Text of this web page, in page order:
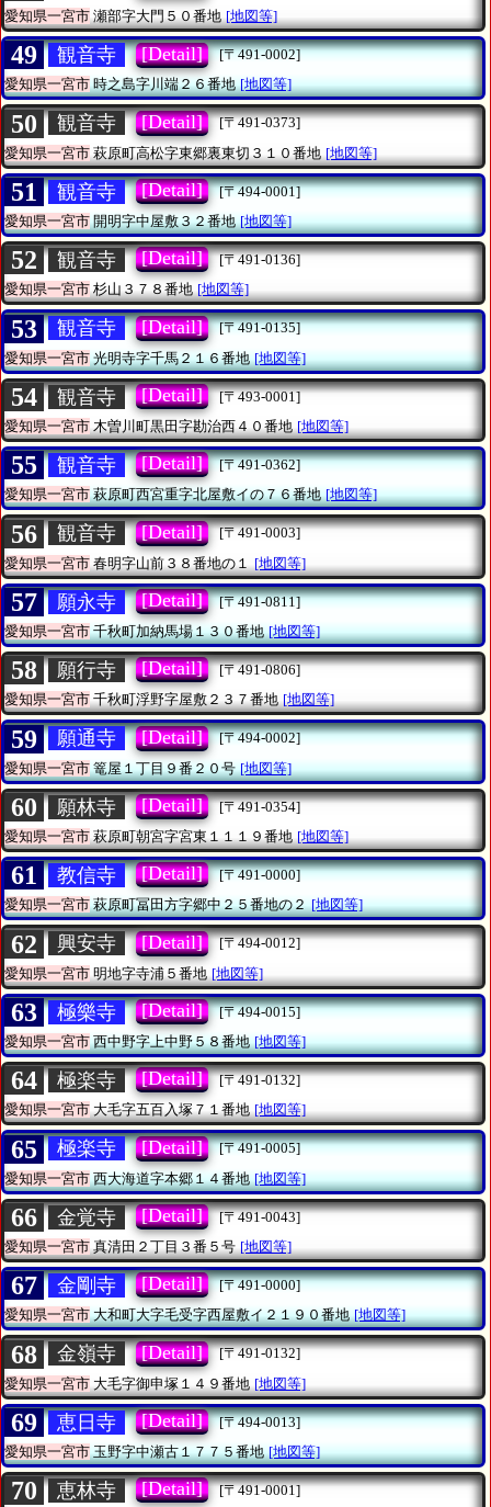
愛知県一宮市瀬部字大門５０番地 [地図等]
49 観音寺 [Detail]
[〒491-0002]
愛知県一宮市時之島字川端２６番地 [地図等]
50 観音寺 [Detail]
[〒491-0373]
愛知県一宮市 萩原町高松字東郷裏東切３１０番地 [地図等]
51 観音寺 [Detail]
[〒494-0001]
愛知県一宮市開明字中屋敷３２番地 [地図等]
52 観音寺 [Detail]
[〒491-0136]
愛知県一宮市杉山３７８番地 [地図等]
53 観音寺 [Detail]
[〒491-0135]
愛知県一宮市光明寺字千馬２１６番地 [地図等]
54 観音寺 [Detail]
[〒493-0001]
愛知県一宮市木曽川町黒田字勘治西４０番地 [地図等]
55 観音寺 [Detail]
[〒491-0362]
愛知県一宮市萩原町西宮重字北屋敷イの７６番地 [地図等]
56 観音寺 [Detail]
[〒491-0003]
愛知県一宮市 春明字山前３８番地の１ [地図等]
57 願永寺 [Detail]
[〒491-0811]
愛知県一宮市千秋町加納馬場１３０番地 [地図等]
58 願行寺 [Detail]
[〒491-0806]
愛知県一宮市千秋町浮野字屋敷２３７番地 [地図等]
59 願通寺 [Detail]
[〒494-0002]
愛知県一宮市篭屋１丁目９番２０号 [地図等]
60 願林寺 [Detail]
[〒491-0354]
愛知県一宮市萩原町朝宮字宮東１１１９番地 [地図等]
61 教信寺 [Detail]
[〒491-0000]
愛知県一宮市萩原町冨田方字郷中２５番地の２ [地図等]
62 興安寺 [Detail]
[〒494-0012]
愛知県一宮市 明地字寺浦５番地 [地図等]
63 極樂寺 [Detail]
[〒494-0015]
愛知県一宮市西中野字上中野５８番地 [地図等]
64 極楽寺 [Detail]
[〒491-0132]
愛知県一宮市大毛字五百入塚７１番地 [地図等]
65 極楽寺 [Detail]
[〒491-0005]
愛知県一宮市西大海道字本郷１４番地 [地図等]
66 金覚寺 [Detail]
[〒491-0043]
愛知県一宮市真清田２丁目３番５号 [地図等]
67 金剛寺 [Detail]
[〒491-0000]
愛知県一宮市大和町大字毛受字西屋敷イ２１９０番地 [地図等]
68 金嶺寺 [Detail]
[〒491-0132]
愛知県一宮市 大毛字御申塚１４９番地 [地図等]
69 恵日寺 [Detail]
[〒494-0013]
愛知県一宮市玉野字中瀬古１７７５番地 [地図等]
70 恵林寺 [Detail]
[〒491-0001]